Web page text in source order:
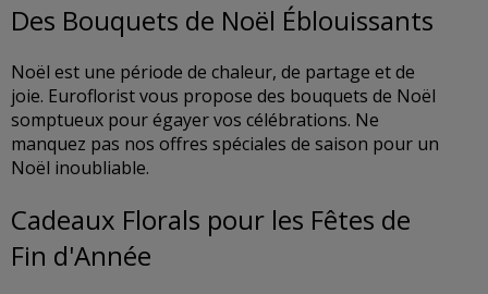
Des Bouquets de Noël Éblouissants
Noël est une période de chaleur, de partage et de
joie. Euroflorist vous propose des bouquets de Noël
somptueux pour égayer vos célébrations. Ne
manquez pas nos offres spéciales de saison pour un
Noël inoubliable.
Cadeaux Florals pour les Fêtes de
Fin d'Année